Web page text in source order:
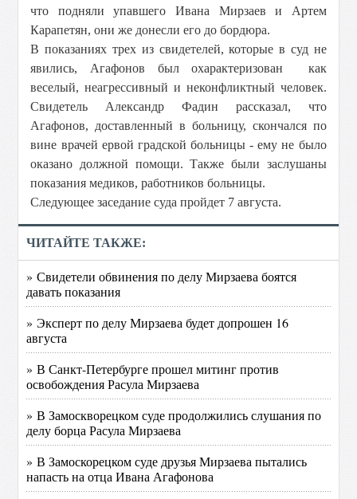
что подняли упавшего Ивана Мирзаев и Артем
Карапетян, они же донесли его до бордюра.
В показаниях трех из свидетелей, которые в суд не
явились, Агафонов был охарактеризован как
веселый, неагрессивный и неконфликтный человек.
Свидетель Александр Фадин рассказал, что
Агафонов, доставленный в больницу, скончался по
вине врачей ервой градской больницы - ему не было
оказано должной помощи. Также были заслушаны
показания медиков, работников больницы.
Следующее заседание суда пройдет 7 августа.
ЧИТАЙТЕ ТАКЖЕ:
» Свидетели обвинения по делу Мирзаева боятся
давать показания
» Эксперт по делу Мирзаева будет допрошен 16
августа
» В Санкт-Петербурге прошел митинг против
освобождения Расула Мирзаева
» В Замоскворецком суде продолжились слушания по
делу борца Расула Мирзаева
» В Замоскорецком суде друзья Мирзаева пытались
напасть на отца Ивана Агафонова